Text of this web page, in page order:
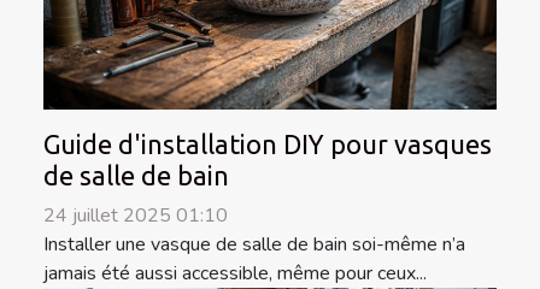
Guide d'installation DIY pour vasques
de salle de bain
24 juillet 2025 01:10
Installer une vasque de salle de bain soi-même n’a
jamais été aussi accessible, même pour ceux...